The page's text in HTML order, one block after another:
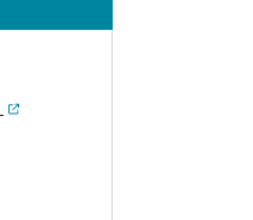
(ouverture dans un nouvel